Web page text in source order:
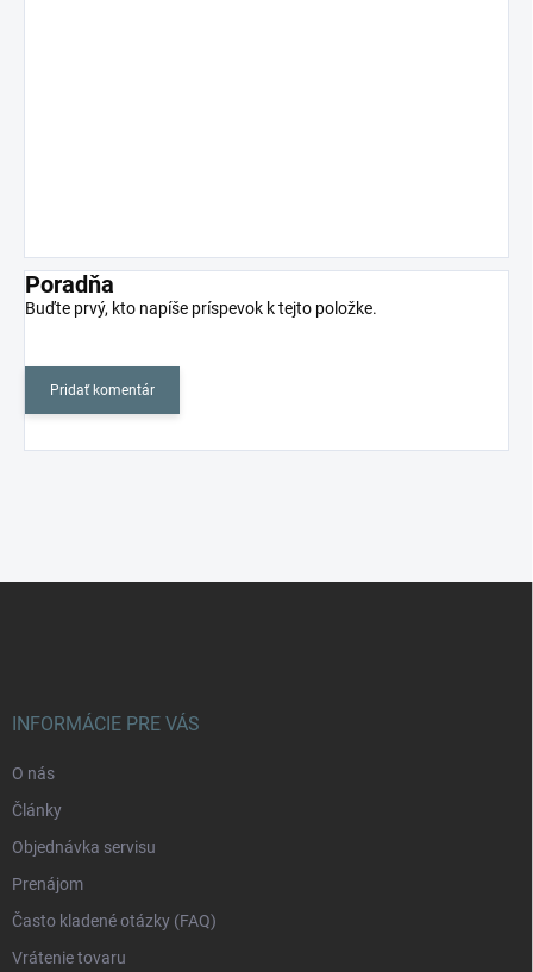
Poradňa
Buďte prvý, kto napíše príspevok k tejto položke.
Pridať komentár
INFORMÁCIE PRE VÁS
O nás
Články
Objednávka servisu
Prenájom
Často kladené otázky (FAQ)
Vrátenie tovaru